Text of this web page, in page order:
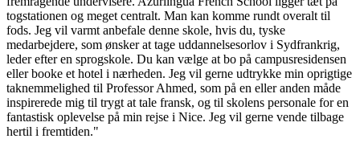
togstationen og meget centralt. Man kan komme rundt overalt til
fods. Jeg vil varmt anbefale denne skole, hvis du, tyske
medarbejdere, som ønsker at tage uddannelsesorlov i Sydfrankrig,
leder efter en sprogskole. Du kan vælge at bo på campusresidensen
eller booke et hotel i nærheden. Jeg vil gerne udtrykke min oprigtige
taknemmelighed til Professor Ahmed, som på en eller anden måde
inspirerede mig til trygt at tale fransk, og til skolens personale for en
fantastisk oplevelse på min rejse i Nice. Jeg vil gerne vende tilbage
hertil i fremtiden."